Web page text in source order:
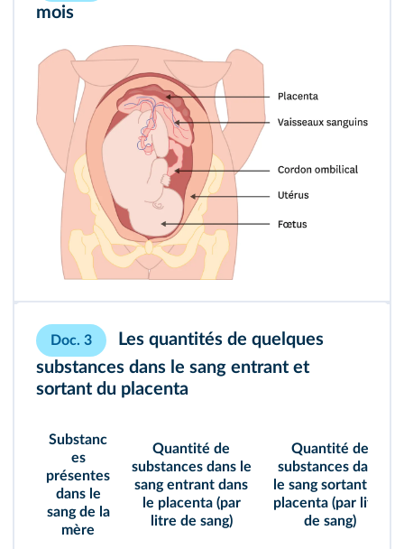
mois
Doc. 3
Les quantités de quelques
substances dans le sang entrant et
sortant du placenta
Substanc
es
présentes
dans le
sang de la
mère
Quantité de
substances dans le
sang entrant dans
le placenta (par
litre de sang)
Quantité de
substances dans
le sang sortant du
placenta (par litre
de sang)